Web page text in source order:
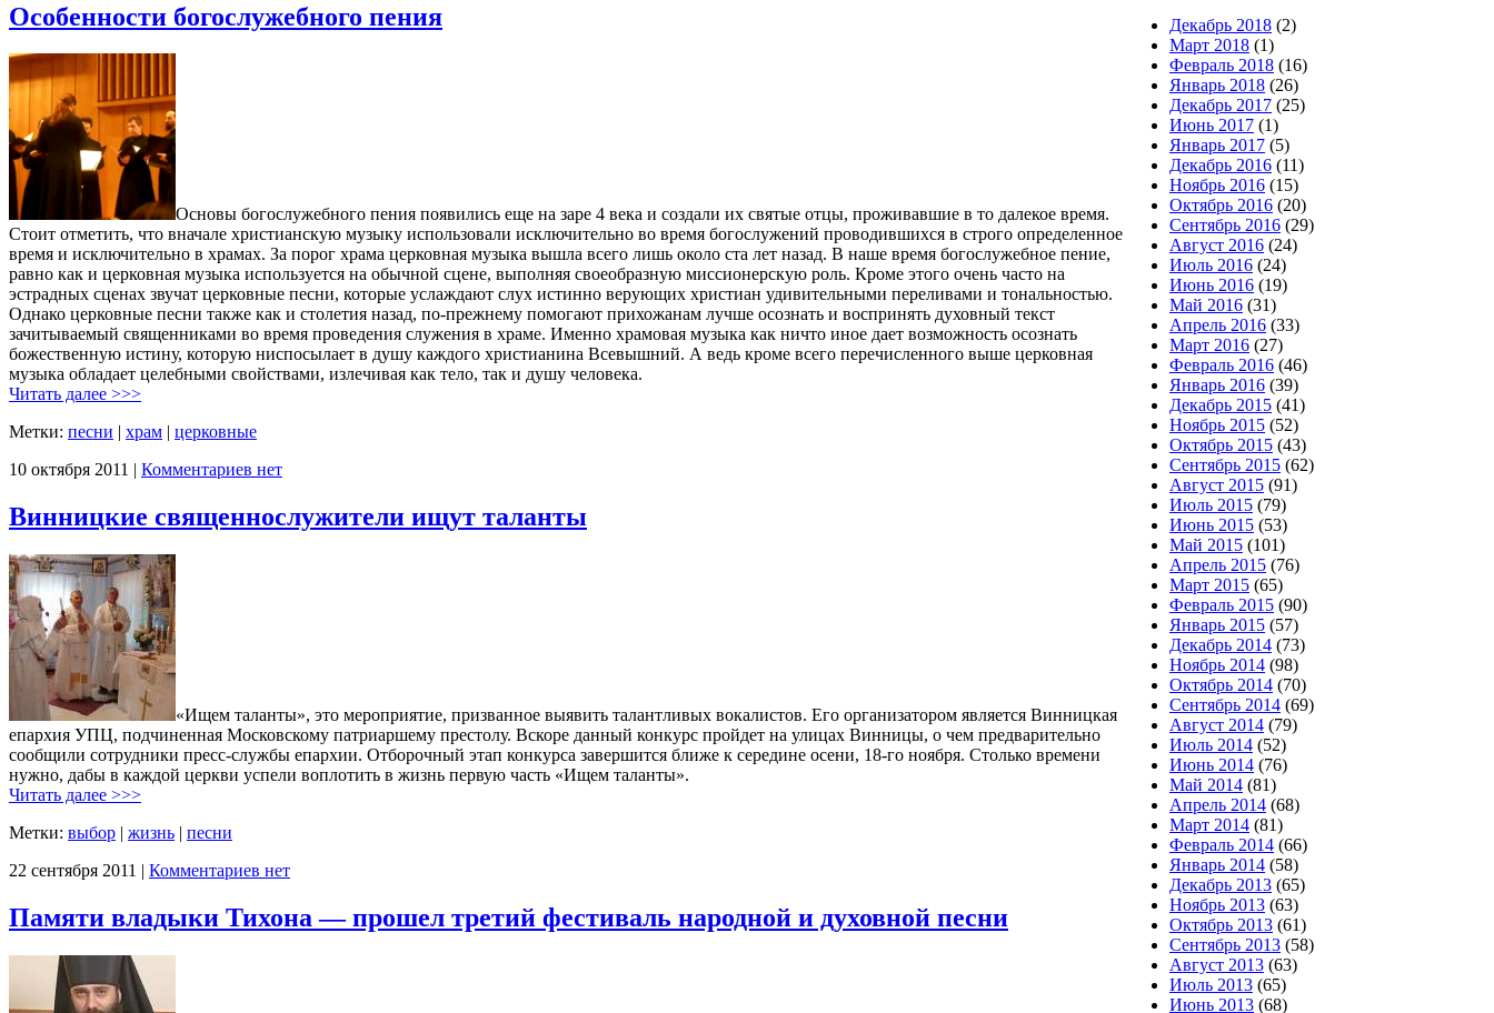
Особенности богослужебного пения
Основы богослужебного пения появились еще на заре 4 века и создали их святые отцы, проживавшие в то далекое время.
Стоит отметить, что вначале христианскую музыку использовали исключительно во время богослужений проводившихся в строго определенное
время и исключительно в храмах. За порог храма церковная музыка вышла всего лишь около ста лет назад. В наше время богослужебное пение,
равно как и церковная музыка используется на обычной сцене, выполняя своеобразную миссионерскую роль. Кроме этого очень часто на
эстрадных сценах звучат церковные песни, которые услаждают слух истинно верующих христиан удивительными переливами и тональностью.
Однако церковные песни также как и столетия назад, по-прежнему помогают прихожанам лучше осознать и воспринять духовный текст
зачитываемый священниками во время проведения служения в храме. Именно храмовая музыка как ничто иное дает возможность осознать
божественную истину, которую ниспосылает в душу каждого христианина Всевышний. А ведь кроме всего перечисленного выше церковная
музыка обладает целебными свойствами, излечивая как тело, так и душу человека.
Читать далее >>>
Метки: песни | храм | церковные
10 октября 2011 | Комментариев нет
Винницкие священнослужители ищут таланты
«Ищем таланты», это мероприятие, призванное выявить талантливых вокалистов. Его организатором является Винницкая
епархия УПЦ, подчиненная Московскому патриаршему престолу. Вскоре данный конкурс пройдет на улицах Винницы, о чем предварительно
сообщили сотрудники пресс-службы епархии. Отборочный этап конкурса завершится ближе к середине осени, 18-го ноября. Столько времени
нужно, дабы в каждой церкви успели воплотить в жизнь первую часть «Ищем таланты».
Читать далее >>>
Метки: выбор | жизнь | песни
22 сентября 2011 | Комментариев нет
Памяти владыки Тихона — прошел третий фестиваль народной и духовной песни
Декабрь 2018 (2)
Март 2018 (1)
Февраль 2018 (16)
Январь 2018 (26)
Декабрь 2017 (25)
Июнь 2017 (1)
Январь 2017 (5)
Декабрь 2016 (11)
Ноябрь 2016 (15)
Октябрь 2016 (20)
Сентябрь 2016 (29)
Август 2016 (24)
Июль 2016 (24)
Июнь 2016 (19)
Май 2016 (31)
Апрель 2016 (33)
Март 2016 (27)
Февраль 2016 (46)
Январь 2016 (39)
Декабрь 2015 (41)
Ноябрь 2015 (52)
Октябрь 2015 (43)
Сентябрь 2015 (62)
Август 2015 (91)
Июль 2015 (79)
Июнь 2015 (53)
Май 2015 (101)
Апрель 2015 (76)
Март 2015 (65)
Февраль 2015 (90)
Январь 2015 (57)
Декабрь 2014 (73)
Ноябрь 2014 (98)
Октябрь 2014 (70)
Сентябрь 2014 (69)
Август 2014 (79)
Июль 2014 (52)
Июнь 2014 (76)
Май 2014 (81)
Апрель 2014 (68)
Март 2014 (81)
Февраль 2014 (66)
Январь 2014 (58)
Декабрь 2013 (65)
Ноябрь 2013 (63)
Октябрь 2013 (61)
Сентябрь 2013 (58)
Август 2013 (63)
Июль 2013 (65)
Июнь 2013 (68)